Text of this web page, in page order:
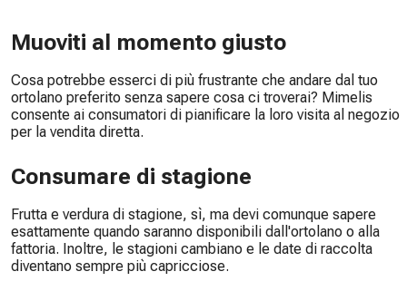
Muoviti al momento giusto
Cosa potrebbe esserci di più frustrante che andare dal tuo
ortolano preferito senza sapere cosa ci troverai? Mimelis
consente ai consumatori di pianificare la loro visita al negozio
per la vendita diretta.
Consumare di stagione
Frutta e verdura di stagione, sì, ma devi comunque sapere
esattamente quando saranno disponibili dall'ortolano o alla
fattoria. Inoltre, le stagioni cambiano e le date di raccolta
diventano sempre più capricciose.